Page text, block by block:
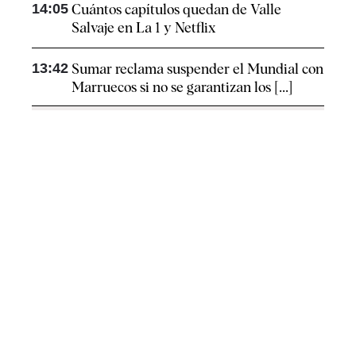
14:05 Cuántos capítulos quedan de Valle
Salvaje en La 1 y Netflix
13:42 Sumar reclama suspender el Mundial con
Marruecos si no se garantizan los [...]